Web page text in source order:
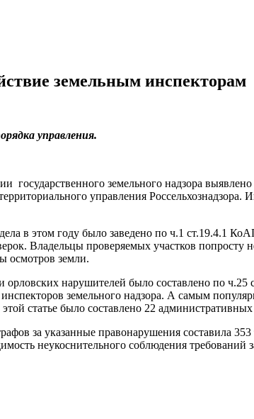
земельным инспекторам
управления.
государственного земельного надзора
управления
в этом году было заведено по ч.1 ст.19.4.1
Владельцы проверяемых участков попросту
осмотров земли.
нарушителей было составлено по
земельного надзора. А самым
статье было составлено 22 административных
за указанные правонарушения составила
неукоснительного соблюдения